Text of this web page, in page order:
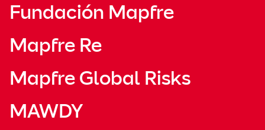
Fundación Mapfre
Mapfre Re
Mapfre Global Risks
MAWDY